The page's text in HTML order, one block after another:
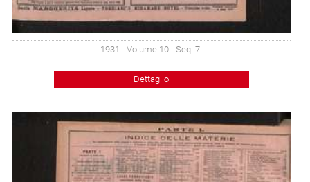
1931 - Volume 10 - Seq: 7
Dettaglio